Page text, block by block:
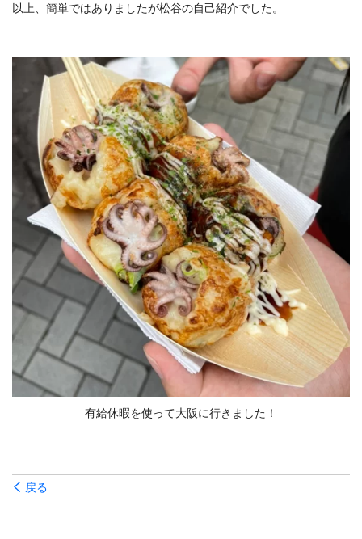
以上、簡単ではありましたが松谷の自己紹介でした。
有給休暇を使って大阪に行きました！
戻る